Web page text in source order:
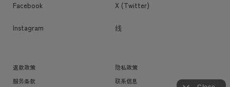
Facebook X (Twitter)
Instagram 线
退款政策
隐私政策
服务条款
联系信息